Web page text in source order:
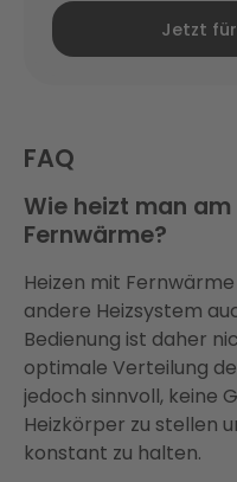
Jetzt
FAQ
Wie heizt man
Fernwärme?
Heizen mit
andere Heizsystem
Bedienung ist daher
optimale Verteilung
jedoch sinnvoll, keine
Heizkörper zu stellen
konstant zu halten.